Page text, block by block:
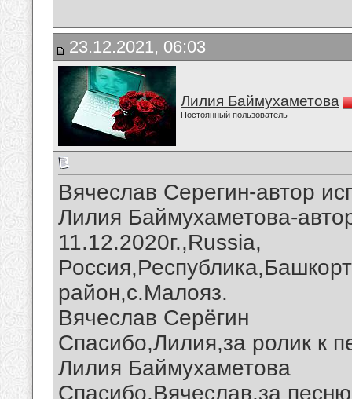
23.12.2021, 06:03
Лилия Баймухаметова
Постоянный пользователь
Вячеслав Серегин-автор
Лилия Баймухаметова-
11.12.2020г.,Russia,
район,с.Малояз.
Вячеслав Серёгин
Спасибо,Лилия,за ролик к
Лилия Баймухаметова
Спасибо,Вячеслав,за